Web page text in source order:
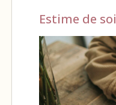
Estime de soi